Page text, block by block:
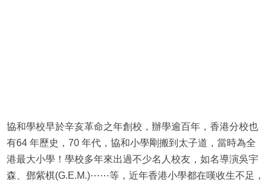
協和學校早於辛亥革命之年創校，辦學逾百年，香港分校也
有64 年歷史，70 年代，協和小學剛搬到太子道，當時為全
港最大小學！學校多年來出過不少名人校友，如名導演吳宇
森、鄧紫棋(G.E.M.)⋯⋯等，近年香港小學都在嘆收生不足，